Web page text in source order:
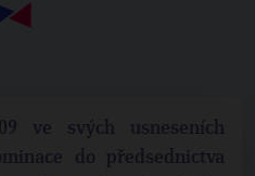
ve svých usneseních
do předsednictva